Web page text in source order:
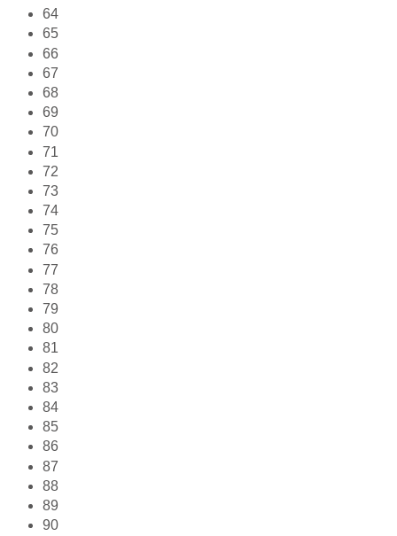
64
65
66
67
68
69
70
71
72
73
74
75
76
77
78
79
80
81
82
83
84
85
86
87
88
89
90